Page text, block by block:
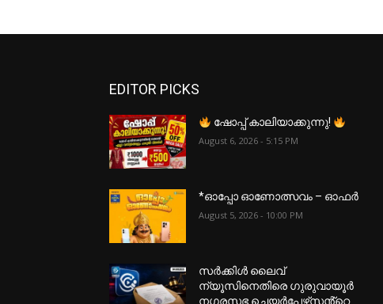
EDITOR PICKS
ഷോപ്പ് കാലിയാക്കുന്നു!
August 6, 2026 - 5:15 PM
*ഓപ്പോ ഓണോത്സവം – ഓഫർ
August 5, 2026 - 10:00 PM
സർക്കിൾ ലൈവ്
ന്യൂസിനെതിരെ ഗുരുവായൂർ
നഗരസഭ ചെയർപേഴ്‌സൻ്റെ